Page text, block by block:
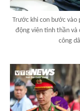
Trước khi con bước vào
động viên tinh thần và
công